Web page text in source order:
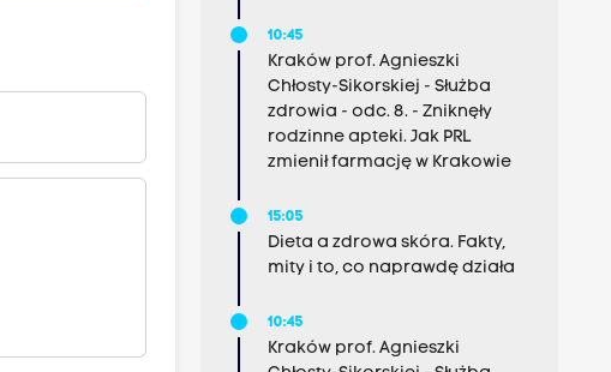
10:45
Kraków prof. Agnieszki
Chłosty-Sikorskiej - Służba
zdrowia - odc. 8. - Zniknęły
rodzinne apteki. Jak PRL
zmienił farmację w Krakowie
15:05
Dieta a zdrowa skóra. Fakty,
mity i to, co naprawdę działa
10:45
Kraków prof. Agnieszki